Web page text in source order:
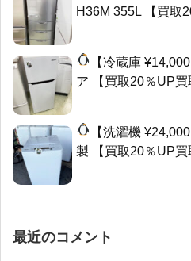
H36M 355L 【買取
【冷蔵庫
ア 【買取20％UP買
【洗濯機
製 【買取20％UP買
最近のコメント